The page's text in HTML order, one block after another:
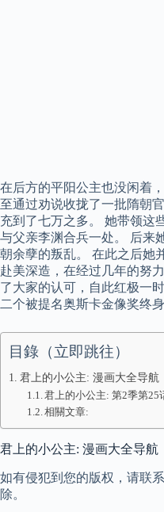
在后方的平阳公主也没闲着
至通过劝说收拢了一批隋朝
充到了七万之多。 她带领这
与父亲李渊合兵一处。 后来
朝余孽的叛乱。 在此之后她
赴美深造，在经过几年的努
了大家的认可，自此红极一
二个被提名奥斯卡金像奖终
目錄（立即跳往）
君上的小公主: 漫画大全导航
君上的小公主: 第2季第25
相關文章:
君上的小公主: 漫画大全导航
如有侵犯到您的版权，请联
除。